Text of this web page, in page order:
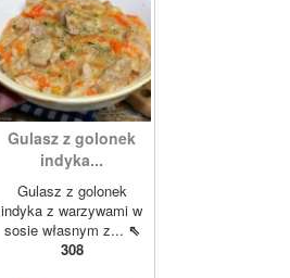
Gulasz z golonek
indyka...
Gulasz z golonek
indyka z warzywami w
sosie własnym z... ⇖
308